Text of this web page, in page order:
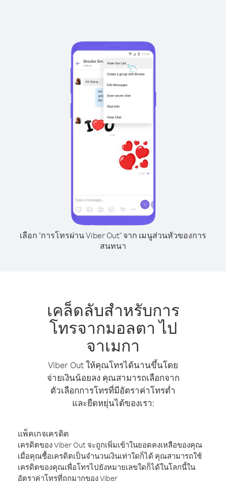
เลือก "การโทรผ่าน Viber Out" จาก เมนูส่วนหัวของการ
สนทนา
เคล็ดลับสำหรับการ
โทรจากมอลตา ไป
จาเมกา
Viber Out ให้คุณโทรได้นานขึ้นโดย
จ่ายเงินน้อยลง คุณสามารถเลือกจาก
ตัวเลือกการโทรที่มีอัตราค่าโทรต่ำ
และยืดหยุ่นได้ของเรา:
แพ็คเกจเครดิต
เครดิตของ Viber Out จะถูกเพิ่มเข้าในยอดคงเหลือของคุณ
เมื่อคุณซื้อเครดิตเป็นจำนวนเงินเท่าใดก็ได้ คุณสามารถใช้
เครดิตของคุณเพื่อโทรไปยังหมายเลขใดก็ได้ในโลกนี้ใน
อัตราค่าโทรที่ถูกมากของ Viber